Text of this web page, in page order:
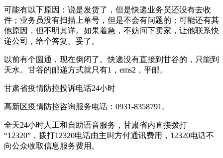
可能有以下原因：说是发货了，但是快递业务员还没有去收
件；业务员没有扫描上单号，但是不会有问题的；可能还有其
他原因，但不明其详。如果着急，不妨问下卖家，让他联系快
递公司，给个答复。妥了。
以前有个圆通，现在倒闭了。快递没有直接到甘谷的，只能到
天水。甘谷的邮递方式就只有1，ems2，平邮。
甘肃省疫情防控投诉电话24小时
高新区疫情防控咨询服务电话：0931-8358791。
全天24小时人工和自助语音服务，甘肃省内直接拨打
“12320”，拨打12320电话由主叫方付通讯费用，12320电话不
向公众收取信息服务费用。